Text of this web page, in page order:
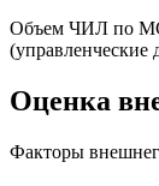
Объем ЧИЛ по
Оценка
Факторы